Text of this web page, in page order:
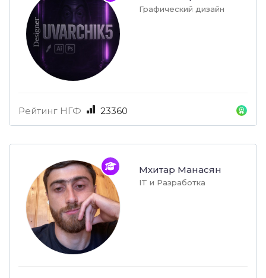
Графический дизайн
Рейтинг НГФ 23360
Мхитар Манасян
IT и Разработка